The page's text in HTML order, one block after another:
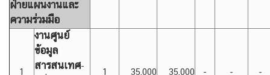
ฝ่ายแผนงานและ
ความร่วมมือ
งานศูนย์
ข้อมูล
สารสนเทศ-